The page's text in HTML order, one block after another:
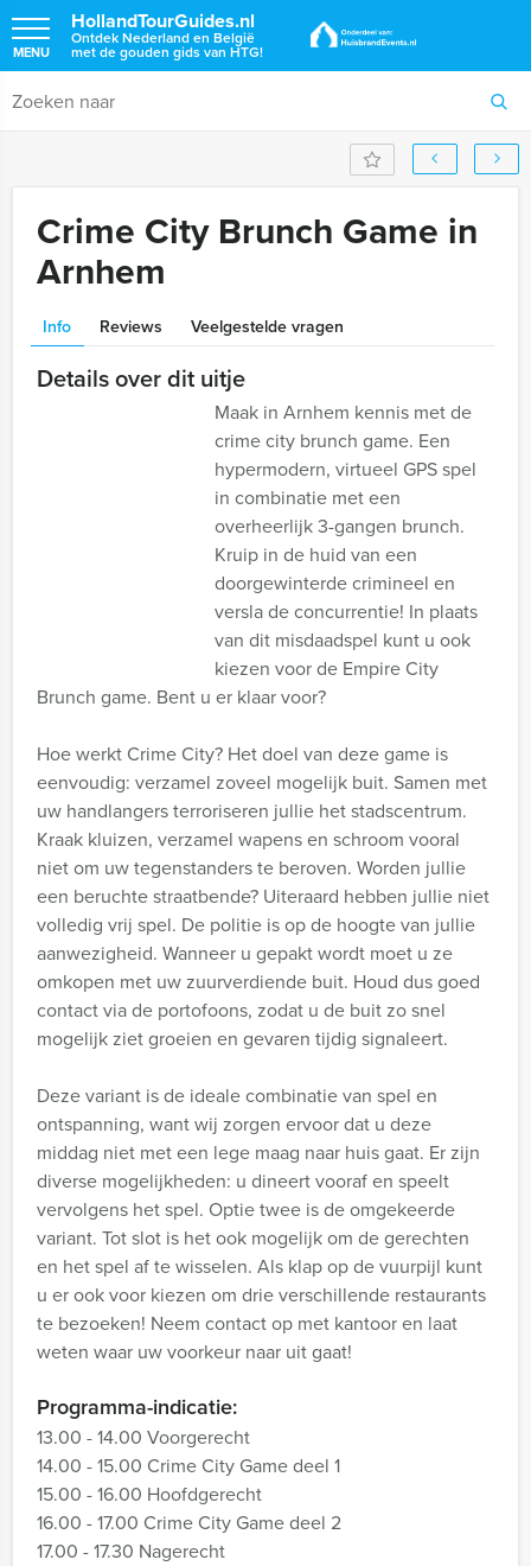
HollandTourGuides.nl
Ontdek Nederland en België
met de gouden gids van HTG!
MENU
Crime City Brunch Game in
Arnhem
Info Reviews Veelgestelde vragen
Details over dit uitje
Maak in Arnhem kennis met de
crime city brunch game. Een
hypermodern, virtueel GPS spel
in combinatie met een
overheerlijk 3-gangen brunch.
Kruip in de huid van een
doorgewinterde crimineel en
versla de concurrentie! In plaats
van dit misdaadspel kunt u ook
kiezen voor de Empire City
Brunch game. Bent u er klaar voor?
Hoe werkt Crime City? Het doel van deze game is
eenvoudig: verzamel zoveel mogelijk buit. Samen met
uw handlangers terroriseren jullie het stadscentrum.
Kraak kluizen, verzamel wapens en schroom vooral
niet om uw tegenstanders te beroven. Worden jullie
een beruchte straatbende? Uiteraard hebben jullie niet
volledig vrij spel. De politie is op de hoogte van jullie
aanwezigheid. Wanneer u gepakt wordt moet u ze
omkopen met uw zuurverdiende buit. Houd dus goed
contact via de portofoons, zodat u de buit zo snel
mogelijk ziet groeien en gevaren tijdig signaleert.
Deze variant is de ideale combinatie van spel en
ontspanning, want wij zorgen ervoor dat u deze
middag niet met een lege maag naar huis gaat. Er zijn
diverse mogelijkheden: u dineert vooraf en speelt
vervolgens het spel. Optie twee is de omgekeerde
variant. Tot slot is het ook mogelijk om de gerechten
en het spel af te wisselen. Als klap op de vuurpijl kunt
u er ook voor kiezen om drie verschillende restaurants
te bezoeken! Neem contact op met kantoor en laat
weten waar uw voorkeur naar uit gaat!
Programma-indicatie:
13.00 - 14.00 Voorgerecht
14.00 - 15.00 Crime City Game deel 1
15.00 - 16.00 Hoofdgerecht
16.00 - 17.00 Crime City Game deel 2
17.00 - 17.30 Nagerecht